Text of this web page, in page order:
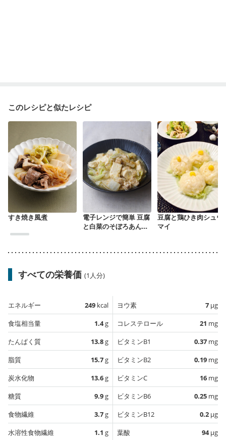
このレシピと似たレシピ
すき焼き風煮
電子レンジで簡単 豆腐
と白菜のそぼろあんか
豆腐と鶏ひき肉シュウ
マイ
すべての栄養価 (1人分)
エネルギー 249 kcal
食塩相当量
1.4g
たんぱく質
13.8g
脂質
15.7g
炭水化物
13.6g
糖質
9.9g
食物繊維
3.7g
水溶性食物繊維
1.1 g
ヨウ素 7 µg
コレステロール
21 mg
ビタミンB1
0.37 mg
ビタミンB2
0.19 mg
ビタミンC
16 mg
ビタミンB6
0.25 mg
ビタミンB12
0.2 µg
葉酸
94µg